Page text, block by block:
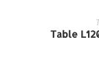
Table